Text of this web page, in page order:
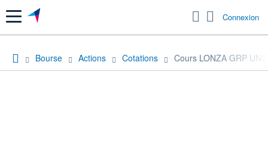
Menu Connexion
Bourse Actions Cotations Cours LONZA GRP